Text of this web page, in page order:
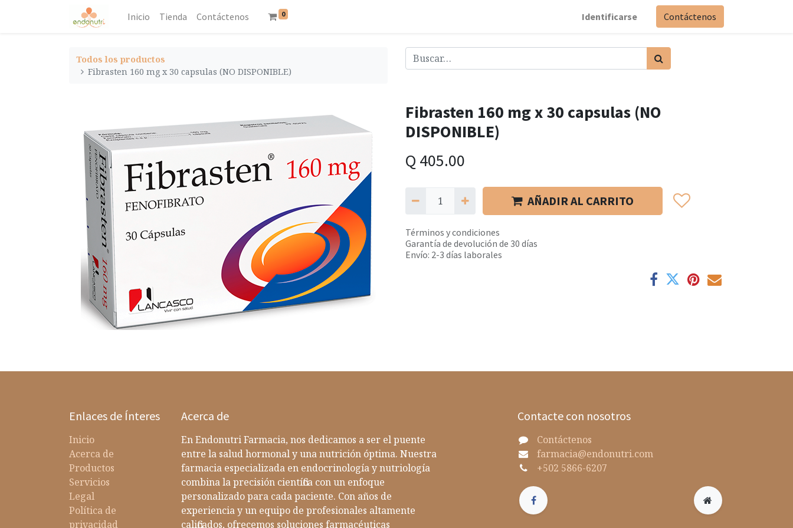
Inicio Tienda Contáctenos 0 Identificarse Contáctenos
Todos los productos
Fibrasten 160 mg x 30 capsulas (NO DISPONIBLE)
Fibrasten 160 mg x 30 capsulas (NO
DISPONIBLE)
Q 405.00
AÑADIR AL CARRITO
Términos y condiciones
Garantía de devolución de 30 días
Envío: 2-3 días laborales
Enlaces de Ínteres
Inicio
Acerca de
Productos
Servicios
Legal
Política de
privacidad
Acerca de
En Endonutri Farmacia, nos dedicamos a ser el puente
entre la salud hormonal y una nutrición óptima. Nuestra
farmacia especializada en endocrinología y nutriología
combina la precisión científica con un enfoque
personalizado para cada paciente. Con años de
experiencia y un equipo de profesionales altamente
calificados, ofrecemos soluciones farmacéuticas
Contacte con nosotros
Contáctenos
farmacia@endonutri.com
+502 5866-6207